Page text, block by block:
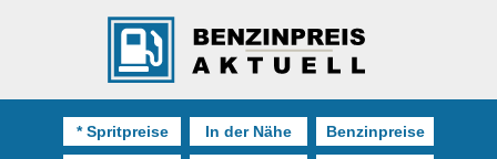
* Spritpreise In der Nähe Benzinpreise